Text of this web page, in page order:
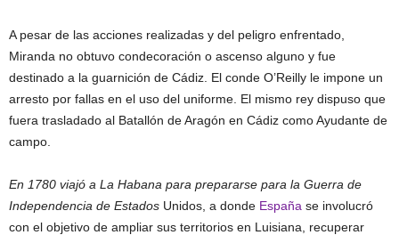
A pesar de las acciones realizadas y del peligro enfrentado,
Miranda no obtuvo condecoración o ascenso alguno y fue
destinado a la guarnición de Cádiz. El conde O’Reilly le impone un
arresto por fallas en el uso del uniforme. El mismo rey dispuso que
fuera trasladado al Batallón de Aragón en Cádiz como Ayudante de
campo.
En 1780 viajó a La Habana para prepararse para la Guerra de
Independencia de Estados Unidos, a donde España se involucró
con el objetivo de ampliar sus territorios en Luisiana, recuperar